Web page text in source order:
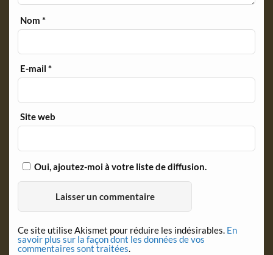
Nom*
E-mail*
Site web
Oui, ajoutez-moi à votre liste de diffusion.
Ce site utilise Akismet pour réduire les indésirables. En
savoir plus sur la façon dont les données de vos
commentaires sont traitées.